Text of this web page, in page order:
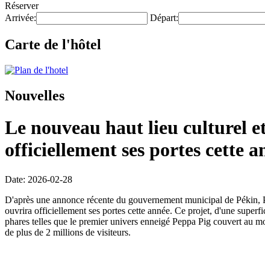
Réserver
Arrivée:
Départ:
Carte de l'hôtel
Nouvelles
Le nouveau haut lieu culturel
officiellement ses portes cette
Date: 2026-02-28
D'après une annonce récente du gouvernement municipal de
ouvrira officiellement ses portes cette année. Ce projet, d'une
phares telles que le premier univers enneigé Peppa Pig couvert au
de plus de 2 millions de visiteurs.